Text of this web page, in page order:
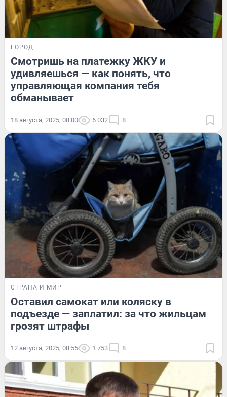
ГОРОД
Смотришь на платежку ЖКУ и
удивляешься — как понять, что
управляющая компания тебя
обманывает
18 августа, 2025, 08:00 6 032 8
СТРАНА И МИР
Оставил самокат или коляску в
подъезде — заплатил: за что жильцам
грозят штрафы
12 августа, 2025, 08:55 1 753 8